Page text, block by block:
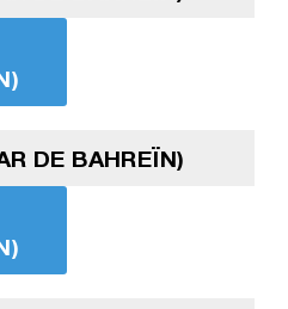
DE BAHREÏN)